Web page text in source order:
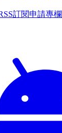
訂閱申請專欄